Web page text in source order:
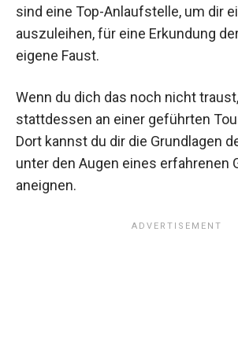
sind eine Top-Anlaufstelle, um dir
auszuleihen, für eine Erkundung
eigene Faust.
Wenn du dich das noch nicht
stattdessen an einer geführten
Dort kannst du dir die Grundlagen
unter den Augen eines erfahrenen
aneignen.